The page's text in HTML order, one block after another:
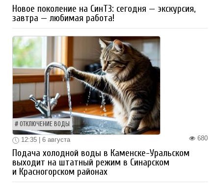
Новое поколение на СинТЗ: сегодня — экскурсия,
завтра — любимая работа!
ОТКЛЮЧЕНИЕ ВОДЫ
680
12:35 | 6 августа
Подача холодной воды в Каменске-Уральском
выходит на штатный режим в Синарском
и Красногорском районах